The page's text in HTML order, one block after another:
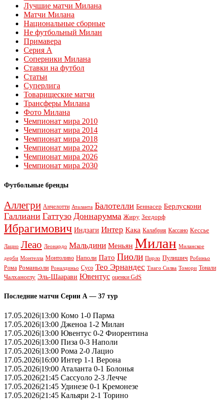
Лучшие матчи Милана
Матчи Милана
Национальные сборные
Не футбольный Милан
Примавера
Серия А
Соперники Милана
Ставки на футбол
Статьи
Суперлига
Товарищеские матчи
Трансферы Милана
Фото Милана
Чемпионат мира 2010
Чемпионат мира 2014
Чемпионат мира 2018
Чемпионат мира 2022
Чемпионат мира 2026
Чемпионат мира 2030
Футбольные бренды
Аллегри Анчелотти Аталанта Балотелли Беннасер Берлускони
Галлиани Гаттузо Доннарумма Жиру Зеедорф
Ибрагимович Индзаги Интер Кака Калабрия Кассано Кессье
Лацио Леао Леонардо Мальдини Меньян Милан Миланское
дерби Монтелла Монтоливо Наполи Пато Пиоли Пирло Пулишич Робиньо
Рома Романьоли Роналдиньо Сусо Тео Эрнандес Тиаго Силва Томори Тонали
Чалханоглу Эль-Шаарави Ювентус оценки GdS
Последние матчи Серии А — 37 тур
17.05.2026|13:00 Комо 1-0 Парма
17.05.2026|13:00 Дженоа 1-2 Милан
17.05.2026|13:00 Ювентус 0-2 Фиорентина
17.05.2026|13:00 Пиза 0-3 Наполи
17.05.2026|13:00 Рома 2-0 Лацио
17.05.2026|16:00 Интер 1-1 Верона
17.05.2026|19:00 Аталанта 0-1 Болонья
17.05.2026|21:45 Сассуоло 2-3 Лечче
17.05.2026|21:45 Удинезе 0-1 Кремонезе
17.05.2026|21:45 Кальяри 2-1 Торино